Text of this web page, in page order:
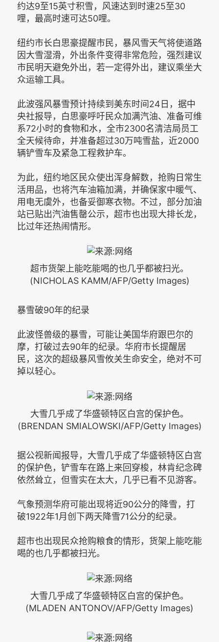
约达9至15英寸积雪，风速达到时速25至30
哩，最高时速可达50哩。
纽约市长白思豪提醒市民，暴风雪天气将使道路
因大雪湿滑，外出条件变得非常危险，强烈建议
市民明天避免外出，若一定得外出，建议乘坐大
众运输工具。
此波强风暴雪预计持续到美东时间24日，据中
央社报导，白思豪呼吁民众加满汽油、准备可维
系72小时的食物和水，全市2300名清洁局员工
全天候待命，并准备超过30万吨雪盐，近2000
辆铲雪车及紧急工程救护车。
为此，纽约地区民众使出浑身解数，抢购日常生
活用品，也将汽车油箱加满，并确保家中暖气、
用电无虞外，也备妥御寒衣物。不过，部分加油
站已贴出汽油售罄公示，超市也出现大排长龙，
比过年还热闹情形。
超市货架上能吃能喝的也几乎都被扫光。
(NICHOLAS KAMM/AFP/Getty Images)
暴雪破90年的纪录
此波怪兽级的暴雪，可能让美国华府跟巴尔的
摩，打破过去90年的纪录。华府市长提醒居
民，这次的超级暴风雪攸关生命安全，绝对不可
掉以轻心。
大雪几乎成了华盛顿特区白宫的保护色。
(BRENDAN SMIALOWSKI/AFP/Getty Images)
据公视新闻报导，大雪几乎成了华盛顿特区白宫
的保护色，铲雪车在路上来回穿梭，林肯纪念碑
依然耸立，但雪实在太大，几乎已看不见游客。
气象预测华府可能出现将近90公分的降雪，打
破1922年1月创下两天降雪71公分的纪录。
超市也出现民众抢购粮食的情形，货架上能吃能
喝的也几乎都被扫光。
大雪几乎成了华盛顿特区白宫的保护色。
(MLADEN ANTONOV/AFP/Getty Images)